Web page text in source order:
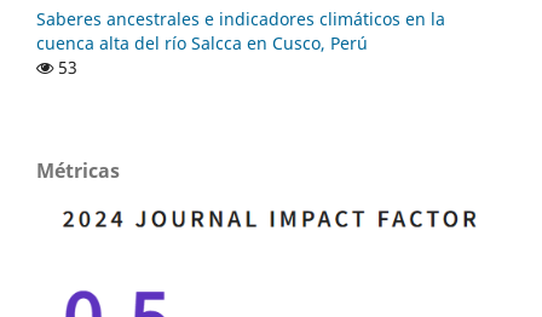
Saberes ancestrales e indicadores climáticos en la
cuenca alta del río Salcca en Cusco, Perú
53
Métricas